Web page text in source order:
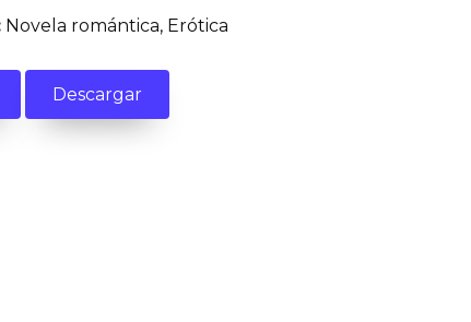
Novela romántica, Erótica
Descargar